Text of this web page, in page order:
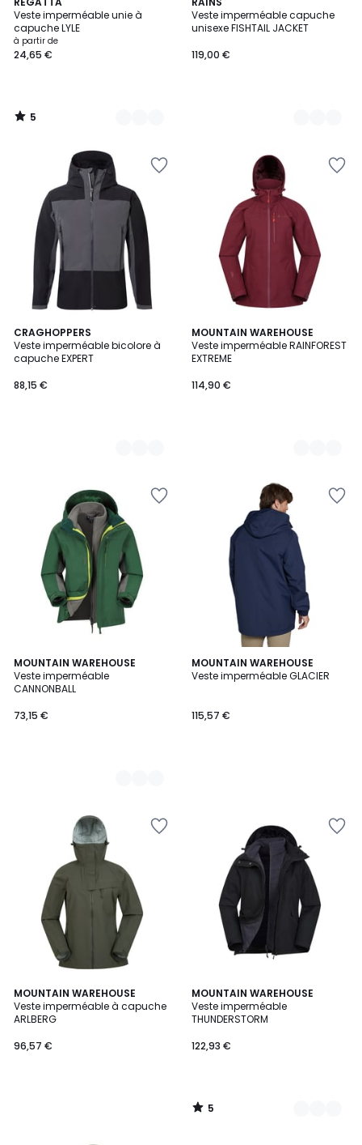
Veste imperméable unie à
capuche LYLE
à partir de
24,65 €
/
5
7
Couleurs
5
/
Veste imperméable capuche
unisexe FISHTAIL JACKET
119,00 €
2
Couleurs
CRAGHOPPERS
Veste imperméable bicolore à
capuche EXPERT
88,15 €
3
Couleurs
MOUNTAIN WAREHOUSE
Veste imperméable RAINFOREST
EXTREME
114,90 €
5
Couleurs
MOUNTAIN WAREHOUSE
Veste imperméable
CANNONBALL
73,15 €
3
Couleurs
MOUNTAIN WAREHOUSE
Veste imperméable GLACIER
115,57 €
MOUNTAIN WAREHOUSE
Veste imperméable à capuche
ARLBERG
96,57 €
MOUNTAIN WAREHOUSE
Veste imperméable
THUNDERSTORM
122,93 €
5
/
5
3
Couleurs
5
/